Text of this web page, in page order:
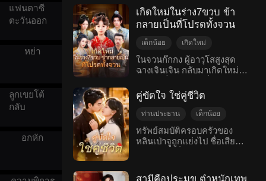
แฟนตาซี
ตะวันออก
หย่า
ลูกเขยโต้
กลับ
อกหัก
รักษาคนเจ็บ พัฒนาเมนู
อาหาร เลี้ยงลูกให้เติบโต และ
สร้างฐานะจากไม่มีอะไรเลย
ให้กับครอบครัว
หลายอย่างในตัวหนิงชี ทำให้
เขาเริ่มมีวินัยในตนเองและ
ตั้งใจเรียน อีกทั้งยังตั้งใจไว้ใน
ใจว่าถ้าโตแล้วจะแต่งงานกับ
เขาก็กลายเป็นนักธุรกิจที่โด่ง
ดังและร่ำรวยมหาศาล และสิ่ง
ความสำเร็จก็คือไปที่บ้านเกิด
ของหนิงชีเพื่อขอแต่งงานกับ
หนิงชี
เกิดใหม่ในร่าง7ขวบ ข้า
กลายเป็นที่โปรดทั้งจวน
เด็กน้อย
เกิดใหม่
ครอบครัว
หญิงแข็งแกร่ง
การโต้กลับ
ในจวนก๊กกง ผู้อาวุโสสูงสุด
ฉางเจินเจิน กลับมาเกิดใหม่
หลังจากได้เห็นการตกต่ำของ
ครอบครัว นางตัดสินใจที่จะ
กอบกู้ชื่อเสียงของตระกูลฉาง
อย่างไร้แก่นสารให้เข้าสอบ
ขุนนาง ช่วยเหลนสาวแสดง
ไว้ อีกทั้งยังเปิดโปงคดีทุจริต
คู่ขัดใจ ใช่คู่ชีวิต
ท่านประธาน
เด็กน้อย
วันไนท์สแตน
ท้องแล้วหนี
รักที่ค่อย ๆ ศึกษาดูใจ
ทรัพย์สมบัติครอบครัวของ
หลินเป่าจูถูกแย่งไป ชื่อเสียงก็
ลูกเข้าไปตู่สู้เพื่อเอาคืนทุก